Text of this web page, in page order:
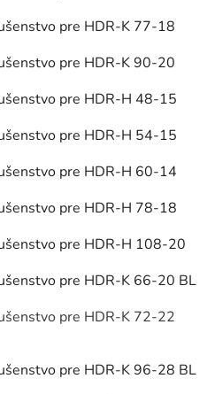
pre HDR-K 77-18
pre HDR-K 90-20
pre HDR-H 48-15
pre HDR-H 54-15
pre HDR-H 60-14
pre HDR-H 78-18
pre HDR-H 108-20
pre HDR-K 66-20 BL
pre HDR-K 72-22
pre HDR-K 96-28 BL